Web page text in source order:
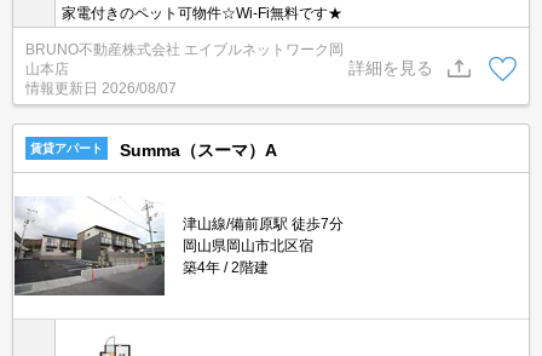
家電付きのペット可物件☆Wi-Fi無料です★
BRUNO不動産株式会社 エイブルネットワーク岡
山本店
情報更新日 2026/08/07
詳細を見る
賃貸アパート Summa（スーマ）A
津山線/備前原駅 徒歩7分
岡山県岡山市北区宿
築4年
2階建